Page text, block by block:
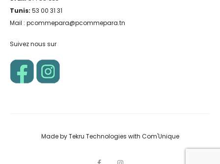
Tunis: 53 00 31 31
Mail : pcommepara@pcommepara.tn
Suivez nous sur
Made byTekru Technologies with Com'Unique